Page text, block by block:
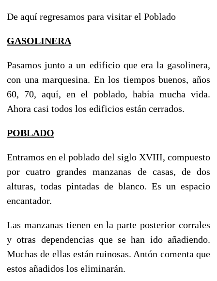
De aquí regresamos para visitar el Poblado
GASOLINERA
Pasamos junto a un edificio que era la gasolinera,
con una marquesina. En los tiempos buenos, años
60, 70, aquí, en el poblado, había mucha vida.
Ahora casi todos los edificios están cerrados.
POBLADO
Entramos en el poblado del siglo XVIII, compuesto
por cuatro grandes manzanas de casas, de dos
alturas, todas pintadas de blanco. Es un espacio
encantador.
Las manzanas tienen en la parte posterior corrales
y otras dependencias que se han ido añadiendo.
Muchas de ellas están ruinosas. Antón comenta que
estos añadidos los eliminarán.